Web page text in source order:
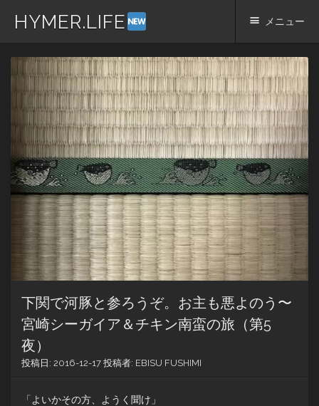
HYMER.LIFE メニュー
コ
ン
ン
キ
ッ
プ
下関で河豚と参ろうぞ。お主も悪よのう〜
宮崎シーガイア＆チキン南蛮の旅（第5
夜）
投稿日: 2016-12-17 投稿者: EBISU FUSHIMI
「よいかその方、ようく聞け」